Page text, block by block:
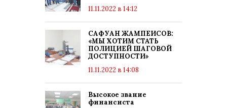
11.11.2022 в 14:12
САФУАН ЖАМПЕИСОВ:
«МЫ ХОТИМ СТАТЬ
ПОЛИЦИЕЙ ШАГОВОЙ
ДОСТУПНОСТИ»
11.11.2022 в 14:08
Высокое звание
финансиста